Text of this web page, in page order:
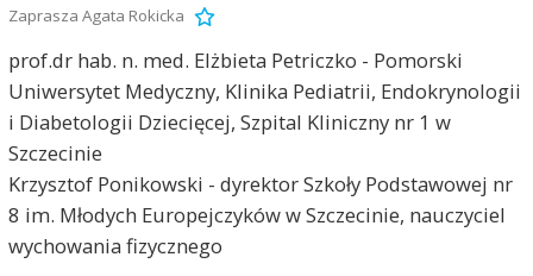
Zaprasza Agata Rokicka
prof.dr hab. n. med. Elżbieta Petriczko - Pomorski
Uniwersytet Medyczny, Klinika Pediatrii, Endokrynologii
i Diabetologii Dziecięcej, Szpital Kliniczny nr 1 w
Szczecinie
Krzysztof Ponikowski - dyrektor Szkoły Podstawowej nr
8 im. Młodych Europejczyków w Szczecinie, nauczyciel
wychowania fizycznego